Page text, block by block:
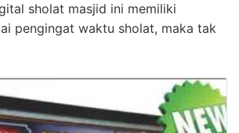
sholat masjid ini memiliki
pengingat waktu sholat, maka tak